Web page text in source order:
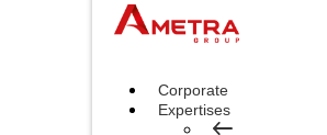
Corporate
Expertises